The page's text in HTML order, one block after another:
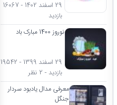
29 اسفند 1402 - 16067
بازدید
نوروز 1400 مبارک باد
29 اسفند 1399 - 19542
بازدید - 2 نظر
معرفی مدال یادبود سردار
جنگل